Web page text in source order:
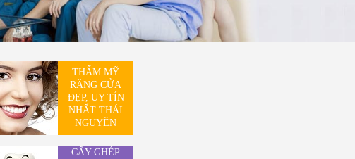
THẨM MỸ
RĂNG CỬA
ĐẸP, UY TÍN
NHẤT THÁI
NGUYÊN
CẤY GHÉP